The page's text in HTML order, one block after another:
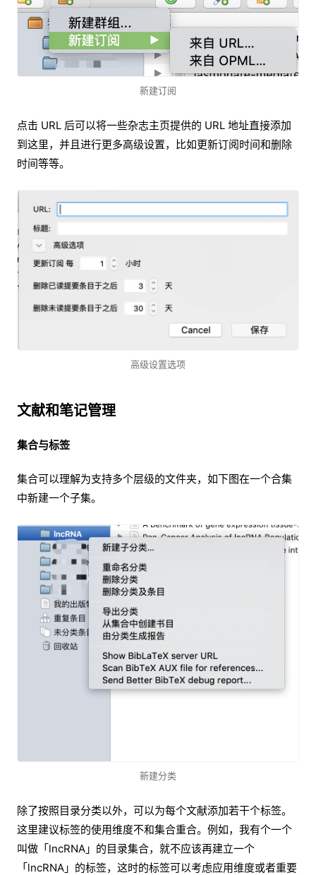
新建订阅
点击 URL 后可以将一些杂志主页提供的 URL 地址直接添加
到这里，并且进行更多高级设置，比如更新订阅时间和删除
时间等等。
高级设置选项
文献和笔记管理
集合与标签
集合可以理解为支持多个层级的文件夹，如下图在一个合集
中新建一个子集。
新建分类
除了按照目录分类以外，可以为每个文献添加若干个标签。
这里建议标签的使用维度不和集合重合。例如，我有个一个
叫做「lncRNA」的目录集合，就不应该再建立一个
「lncRNA」的标签，这时的标签可以考虑应用维度或者重要